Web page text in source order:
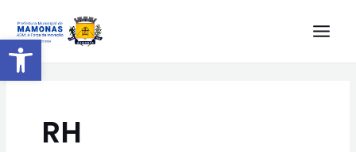
Barra de Ferramentas Aberta
RH